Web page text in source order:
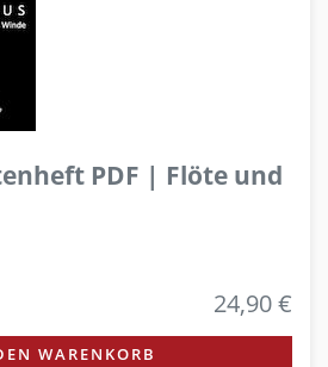
PDF | Flöte und
24,90 €
WARENKORB